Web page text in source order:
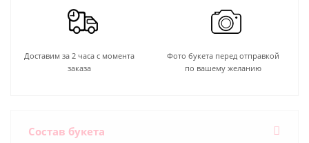
Доставим за 2 часа с момента
заказа
Фото букета перед отправкой
по вашему желанию
Состав букета